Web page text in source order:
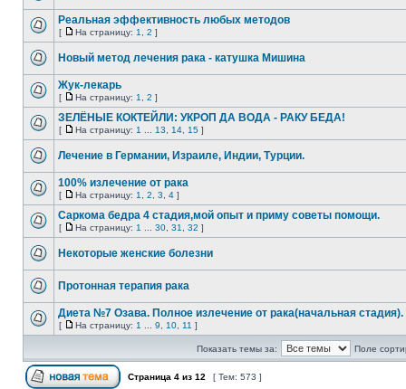
Реальная эффективность любых методов
[ На страницу: 1 2 ]
Новый метод лечения рака - катушка Мишина
Жук-лекарь
[ На страницу: 1 2 ]
ЗЕЛЁНЫЕ КОКТЕЙЛИ: УКРОП ДА ВОДА - РАКУ БЕДА!
[ На страницу: 1 13 14 15 ]
Лечение в Германии, Израиле, Индии, Турции.
100% излечение от рака
[ На страницу: 1 2 3 4 ]
Саркома бедра 4 стадия,мой опыт и приму советы помощи.
[ На страницу: 1 30 31 32 ]
Некоторые женские болезни
Протонная терапия рака
Диета №7 Озава. Полное излечение от рака(начальная стадия).
[ На страницу: 1 9 10 11 ]
Показать темы за: Поле
Страница 4 из 12 [ Тем: 573 ]